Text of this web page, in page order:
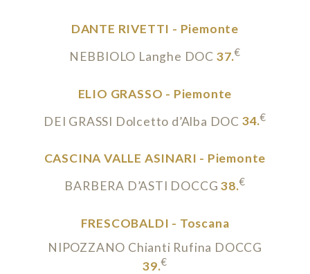
DANTE RIVETTI - Piemonte
NEBBIOLO Langhe DOC 37.€
ELIO GRASSO - Piemonte
DEI GRASSI Dolcetto d’Alba DOC 34.€
CASCINA VALLE ASINARI - Piemonte
BARBERA D’ASTI DOCCG38.€
FRESCOBALDI - Toscana
NIPOZZANO Chianti Rufina DOCCG
39.€